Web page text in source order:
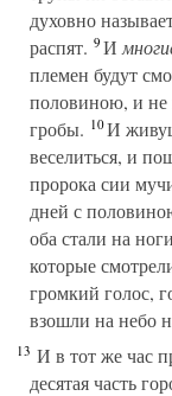
духовно
распят. 9И
племен будут
половиною, и не
гробы. 10И
веселиться, и
пророка сии
дней с
оба стали на
которые
громкий голос,
взошли на небо
13 И в тот же час
десятая часть